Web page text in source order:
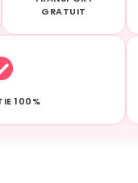
GRATUIT
100%